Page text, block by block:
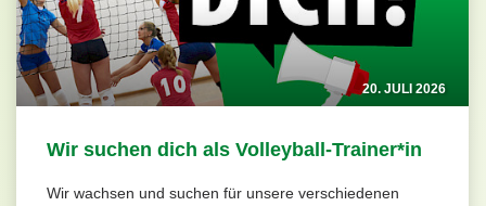
20. JULI 2026
Wir suchen dich als Volleyball-Trainer*in
Wir wachsen und suchen für unsere verschiedenen